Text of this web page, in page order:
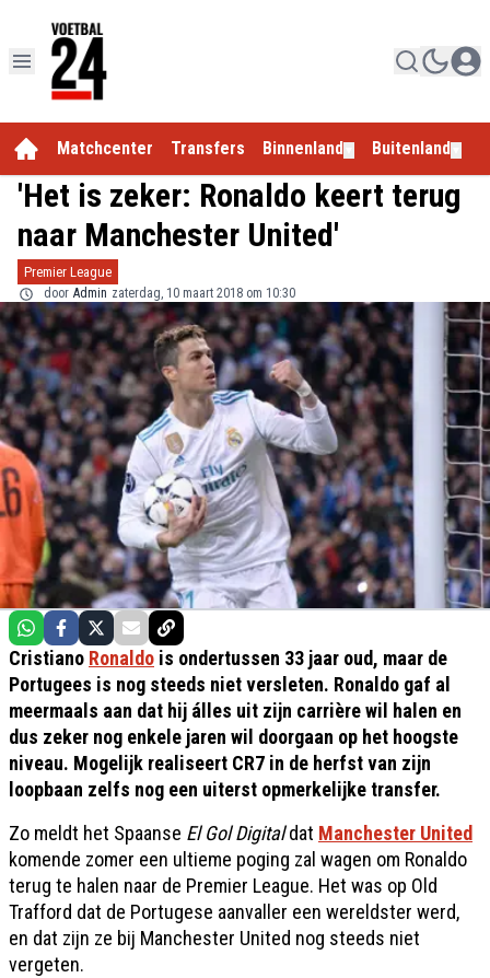
Matchcenter Transfers Binnenland Buitenland
'Het is zeker: Ronaldo keert terug
naar Manchester United'
Premier League
door Admin zaterdag, 10 maart 2018 om 10:30
Cristiano Ronaldo is ondertussen 33 jaar oud, maar de
Portugees is nog steeds niet versleten. Ronaldo gaf al
meermaals aan dat hij álles uit zijn carrière wil halen en
dus zeker nog enkele jaren wil doorgaan op het hoogste
niveau. Mogelijk realiseert CR7 in de herfst van zijn
loopbaan zelfs nog een uiterst opmerkelijke transfer.
Zo meldt het Spaanse El Gol Digitaldat Manchester United
komende zomer een ultieme poging zal wagen om Ronaldo
terug te halen naar de Premier League. Het was op Old
Trafford dat de Portugese aanvaller een wereldster werd,
en dat zijn ze bij Manchester United nog steeds niet
vergeten.